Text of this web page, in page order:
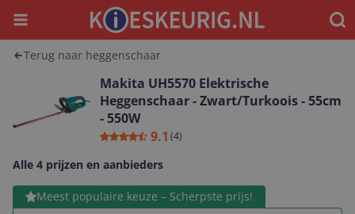
Menu
Terug naar heggenschaar
Makita UH5570 Elektrische
Heggenschaar - Zwart/Turkoois - 55cm
- 550W
9.1 (4)
Alle 4 prijzen en aanbieders
Meest populaire keuze – Scherpste prijs!
Bekijk product